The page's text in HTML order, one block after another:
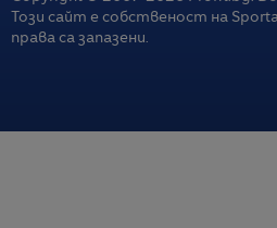
Този сайт е собственост на
права са запазени.